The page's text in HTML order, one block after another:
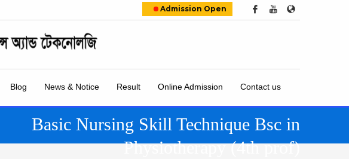
Admission Open
Blog News & Notice Result Online Admission Contact us
Basic Nursing Skill Technique Bsc in
Physiotherapy (4th prof)